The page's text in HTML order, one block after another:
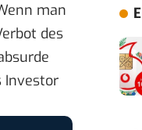
man
des
Investor